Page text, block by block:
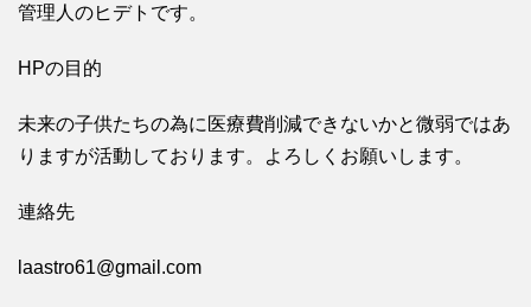
管理人のヒデトです。
HPの目的
未来の子供たちの為に医療費削減できないかと微弱ではあ
りますが活動しております。よろしくお願いします。
連絡先
laastro61@gmail.com